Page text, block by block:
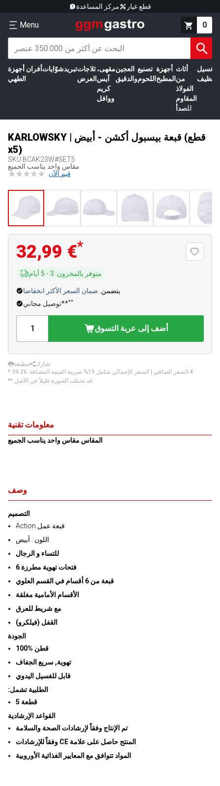
مركز المساعدة قطع غيار
Menu 0
أجهزة
الطهي
أفران شوّاياتتبريدثلاجات
العرض
مقهى،
آيس
كريم
ووافل
العجين
والدقيق
تصنيع
اللحوم
أجهزة
المطبخ
أثاث
من
الفولاذ
المقاوم
للصدأ
الغسيل
KARLOWSKY | قبعة بيسبول أكشن - أبيض (قطع
x5)
SKU BCAK23W#SET5
مقاس واحد يناسب الجميع
قيم الآن
32,99 €*
متوفر بالمخزون:
3
-
5 أيام
يتضمن. ضمان السعر الأكثر انخفاضا
توصيل مجاني****
أضف إلى عربة التسوق
مطبعة
شارك
* السعر الصافي | السعر الإجمالي شامل 19% ضريبة القيمة المضافة: ‏39.26 €
** قد تختلف الصورة قليلاً عن الأصل.
وصف
التصميم
Action قبعة عمل
اللون : أبيض
للتساء و الرجال
فتحات تهوية مطرزة 6
قبعة من 6 أقسام في القسم العلوي
الأقسام الأمامية مغلقة
مع شريط للعرق
(فيلكرو) القفل
الجودة
قطن %100
تهوية, سريع الجفاف
قابل للغسيل اليدوي
:الطلبية تشمل
قطعة 5
القواعد الإرشادية
تم الإنتاج وفقاً لإرشادات الصحة والسلامة
وفقاً للإرشادات CE المنتج حاصل على علامة
المواد تتوافق مع المعايير الغذائية الأوروبية
معلومات تقنية
المقاس مقاس واحد يناسب الجميع